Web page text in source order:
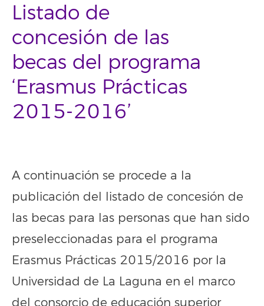
Listado de
concesión de las
becas del programa
‘Erasmus Prácticas
2015-2016’
A continuación se procede a la
publicación del listado de concesión de
las becas para las personas que han sido
preseleccionadas para el programa
Erasmus Prácticas 2015/2016 por la
Universidad de La Laguna en el marco
del consorcio de educación superior